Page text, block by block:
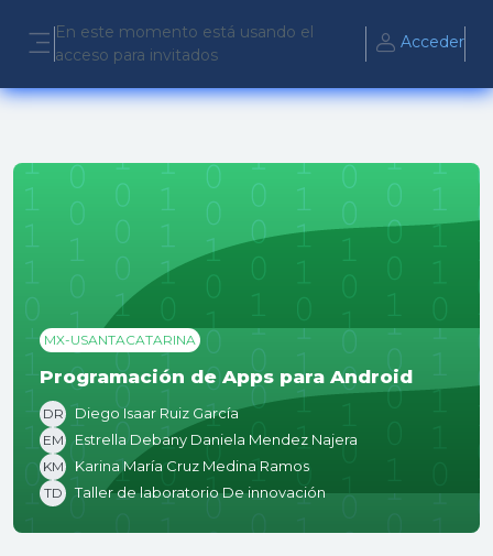
Panel lateral
En este momento está usando el
acceso para invitados
Acceder
MX-USANTACATARINA
Programación de Apps para Android
DR Diego Isaar Ruiz García
EM Estrella Debany Daniela Mendez Najera
KM Karina María Cruz Medina Ramos
TD Taller de laboratorio De innovación